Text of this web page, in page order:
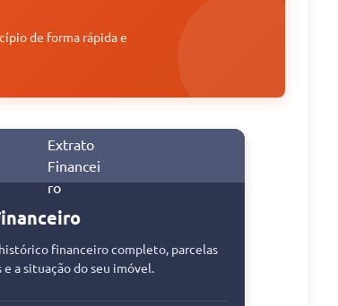
de forma rápida e
financeiro completo, parcelas
e a situação do seu imóvel.